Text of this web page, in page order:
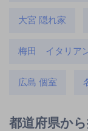
大宮 隠れ家
梅田 イタリア
広島 個室
都道府県か